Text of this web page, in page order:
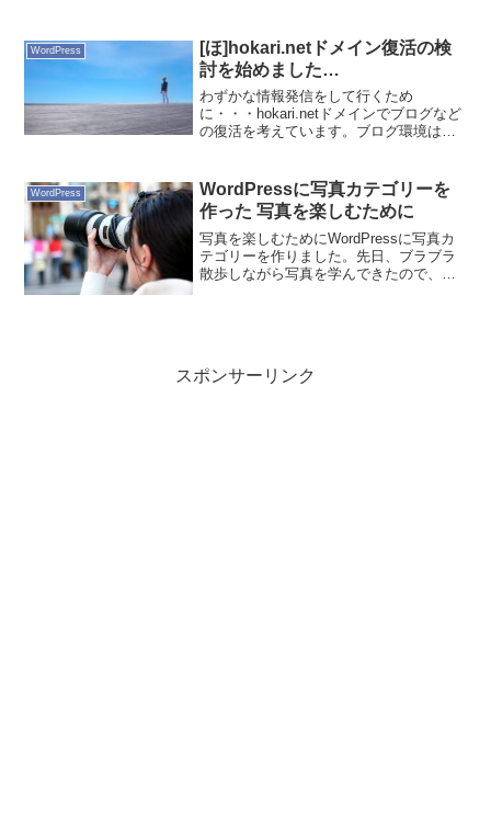
WordPress 5.0 でリリースされ...
WordPress
[ほ]hokari.netドメイン復活の検
討を始めました…
わずかな情報発信をして行くため
に・・・hokari.netドメインでブログなど
の復活を考えています。ブログ環境は、
から。構築時は、AWS Ma...
WordPress
WordPressに写真カテゴリーを
作った 写真を楽しむために
写真を楽しむためにWordPressに写真カ
テゴリーを作りました。先日、ブラブラ
散歩しながら写真を学んできたので、そ
スポンサーリンク